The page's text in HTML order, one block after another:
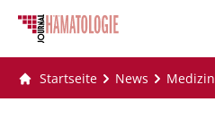
Startseite News Medizin